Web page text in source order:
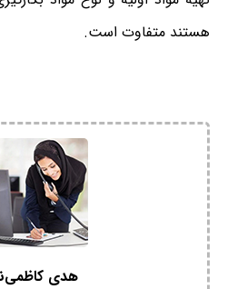
هستند متفاوت است.
هدی